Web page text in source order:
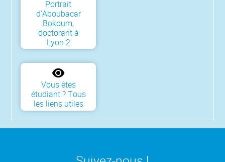
Portrait
d'Aboubacar
Bokoum,
doctorant à
Lyon 2
Vous êtes
étudiant ? Tous
les liens utiles